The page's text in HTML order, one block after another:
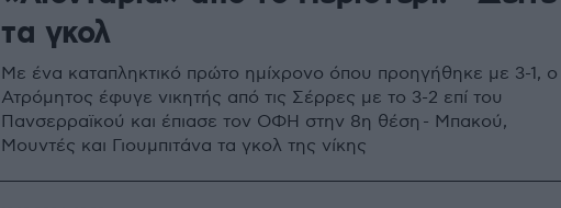
τα γκολ
Με ένα καταπληκτικό πρώτο ημίχρονο όπου προηγήθηκε με 3-1, ο
Ατρόμητος έφυγε νικητής από τις Σέρρες με το 3-2 επί του
Πανσερραϊκού και έπιασε τον ΟΦΗ στην 8η θέση - Μπακού,
Μουντές και Γιουμπιτάνα τα γκολ της νίκης